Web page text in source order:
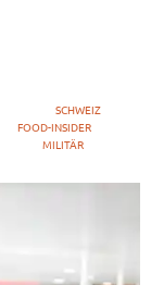
SCHWEIZ
FOOD-INSIDER
MILITÄR